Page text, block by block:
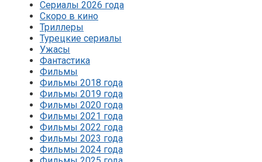
Сериалы 2026 года
Скоро в кино
Триллеры
Турецкие сериалы
Ужасы
Фантастика
Фильмы
Фильмы 2018 года
Фильмы 2019 года
Фильмы 2020 года
Фильмы 2021 года
Фильмы 2022 года
Фильмы 2023 года
Фильмы 2024 года